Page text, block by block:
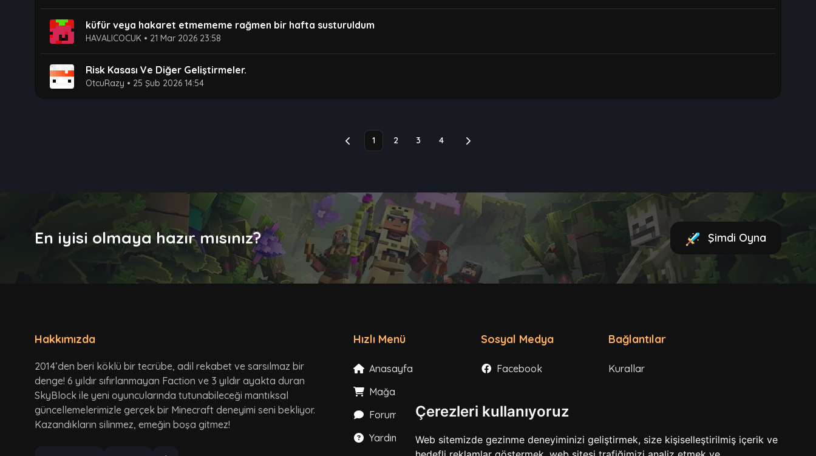
Çerezleri kullanıyoruz
Web sitemizde gezinme deneyiminizi geliştirmek, size kişiselleştirilmiş içerik ve
küfür veya hakaret etmememe rağmen bir hafta susturuldum
HAVALICOCUK • 21 Mar 2026 23:58
Risk Kasası Ve Diğer Geliştirmeler.
OtcuRazy • 25 Şub 2026 14:54
1 2 3 4
En iyisi olmaya hazır mısınız? Şimdi Oyna
Hakkımızda
2014’den beri köklü bir tecrübe, adil rekabet ve sarsılmaz bir
denge! 6 yıldır sıfırlanmayan Faction ve 3 yıldır ayakta duran
SkyBlock ile yeni oyuncularında tutunabileceği mantıksal
güncellemelerimizle gerçek bir Minecraft deneyimi seni bekliyor.
Kazandıkların silinmez, emeğin boşa gitmez!
Hızlı Menü
Anasayfa
Mağaza
Forum
Yardım
Sosyal Medya
Facebook
X
YouTube
Bağlantılar
Kurallar